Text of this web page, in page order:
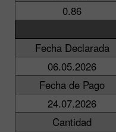
0.86
Fecha Declarada
06.05.2026
Fecha de Pago
24.07.2026
Cantidad